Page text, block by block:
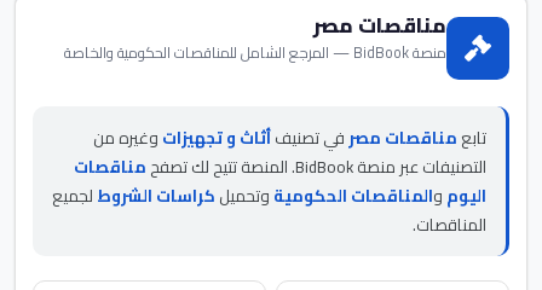
مناقصات مصر
منصة BidBook — المرجع الشامل للمناقصات الحكومية والخاصة
تابعمناقصات مصرفي تصنيفأثاث و تجهيزاتوغيره من
التصنيفات عبر منصة BidBook. المنصة تتيح لك تصفح
مناقصات
اليوموالمناقصات الحكوميةوتحميلكراسات الشروطلجميع
المناقصات.